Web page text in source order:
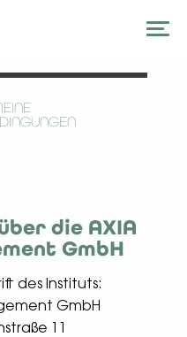
die AXIA
GmbH
des Instituts:
GmbH
11